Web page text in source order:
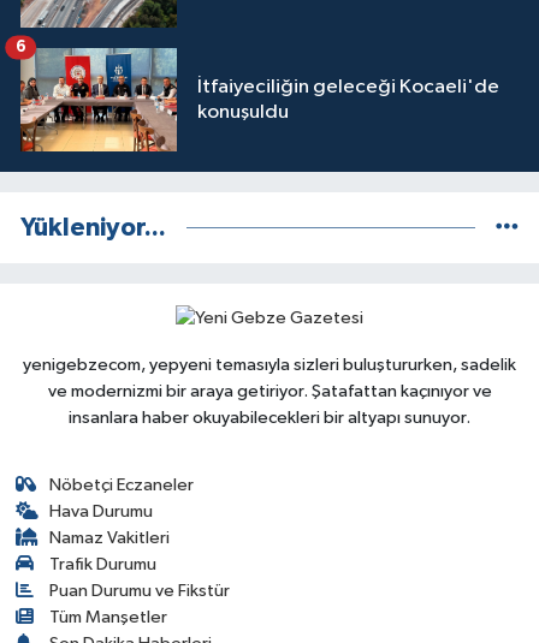
İtfaiyeciliğin geleceği Kocaeli'de
konuşuldu
6
Yükleniyor...
yenigebzecom, yepyeni temasıyla sizleri buluştururken, sadelik
ve modernizmi bir araya getiriyor. Şatafattan kaçınıyor ve
insanlara haber okuyabilecekleri bir altyapı sunuyor.
Nöbetçi Eczaneler
Hava Durumu
Namaz Vakitleri
Trafik Durumu
Puan Durumu ve Fikstür
Tüm Manşetler